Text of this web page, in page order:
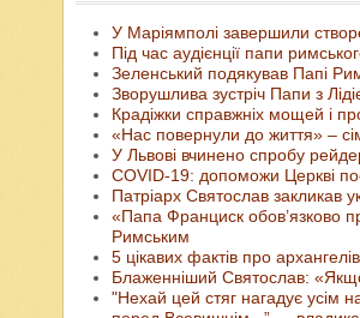
У Маріямполі завершили
Під час аудієнції папи
Зеленський подякував Папі
Зворушлива зустріч Папи з
Крадіжки справжніх мощей і
«Нас повернули до життя» –
У Львові вчинено спробу
COVID-19: допоможи Церкві
Патріарх Святослав закликав
«Папа Франциск обов’язково
Римським
5 цікавих фактів про архангелів
Блаженніший Святослав:
"Нехай цей стяг нагадує усім